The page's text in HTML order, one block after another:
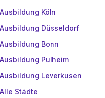
Ausbildung Köln
Ausbildung Düsseldorf
Ausbildung Bonn
Ausbildung Pulheim
Ausbildung Leverkusen
Alle Städte